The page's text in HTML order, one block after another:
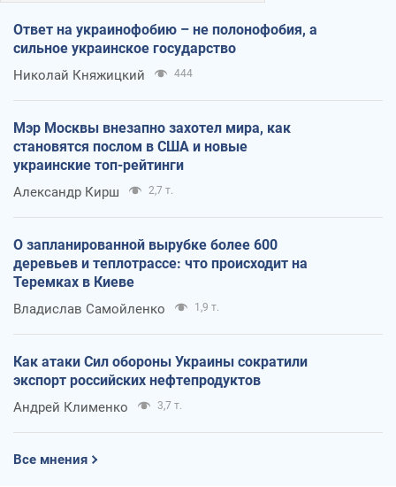
Ответ на украинофобию – не полонофобия, а
сильное украинское государство
Николай Княжицкий 444
Мэр Москвы внезапно захотел мира, как
становятся послом в США и новые
украинские топ-рейтинги
Александр Кирш 2,7 т.
О запланированной вырубке более 600
деревьев и теплотрассе: что происходит на
Теремках в Киеве
Владислав Самойленко 1,9 т.
Как атаки Сил обороны Украины сократили
экспорт российских нефтепродуктов
Андрей Клименко 3,7 т.
Все мнения